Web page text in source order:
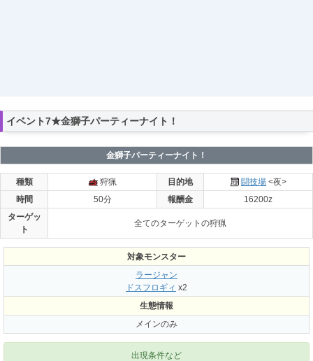
イベント7★金獅子パーティーナイト！
金獅子パーティーナイト！
種類 狩猟 目的地 闘技場 <夜>
時間
50分 報酬金
16200z
ターゲッ
ト
全てのターゲットの狩猟
対象モンスター
ラージャン
ドスフロギィ x2
生態情報
メインのみ
出現条件など